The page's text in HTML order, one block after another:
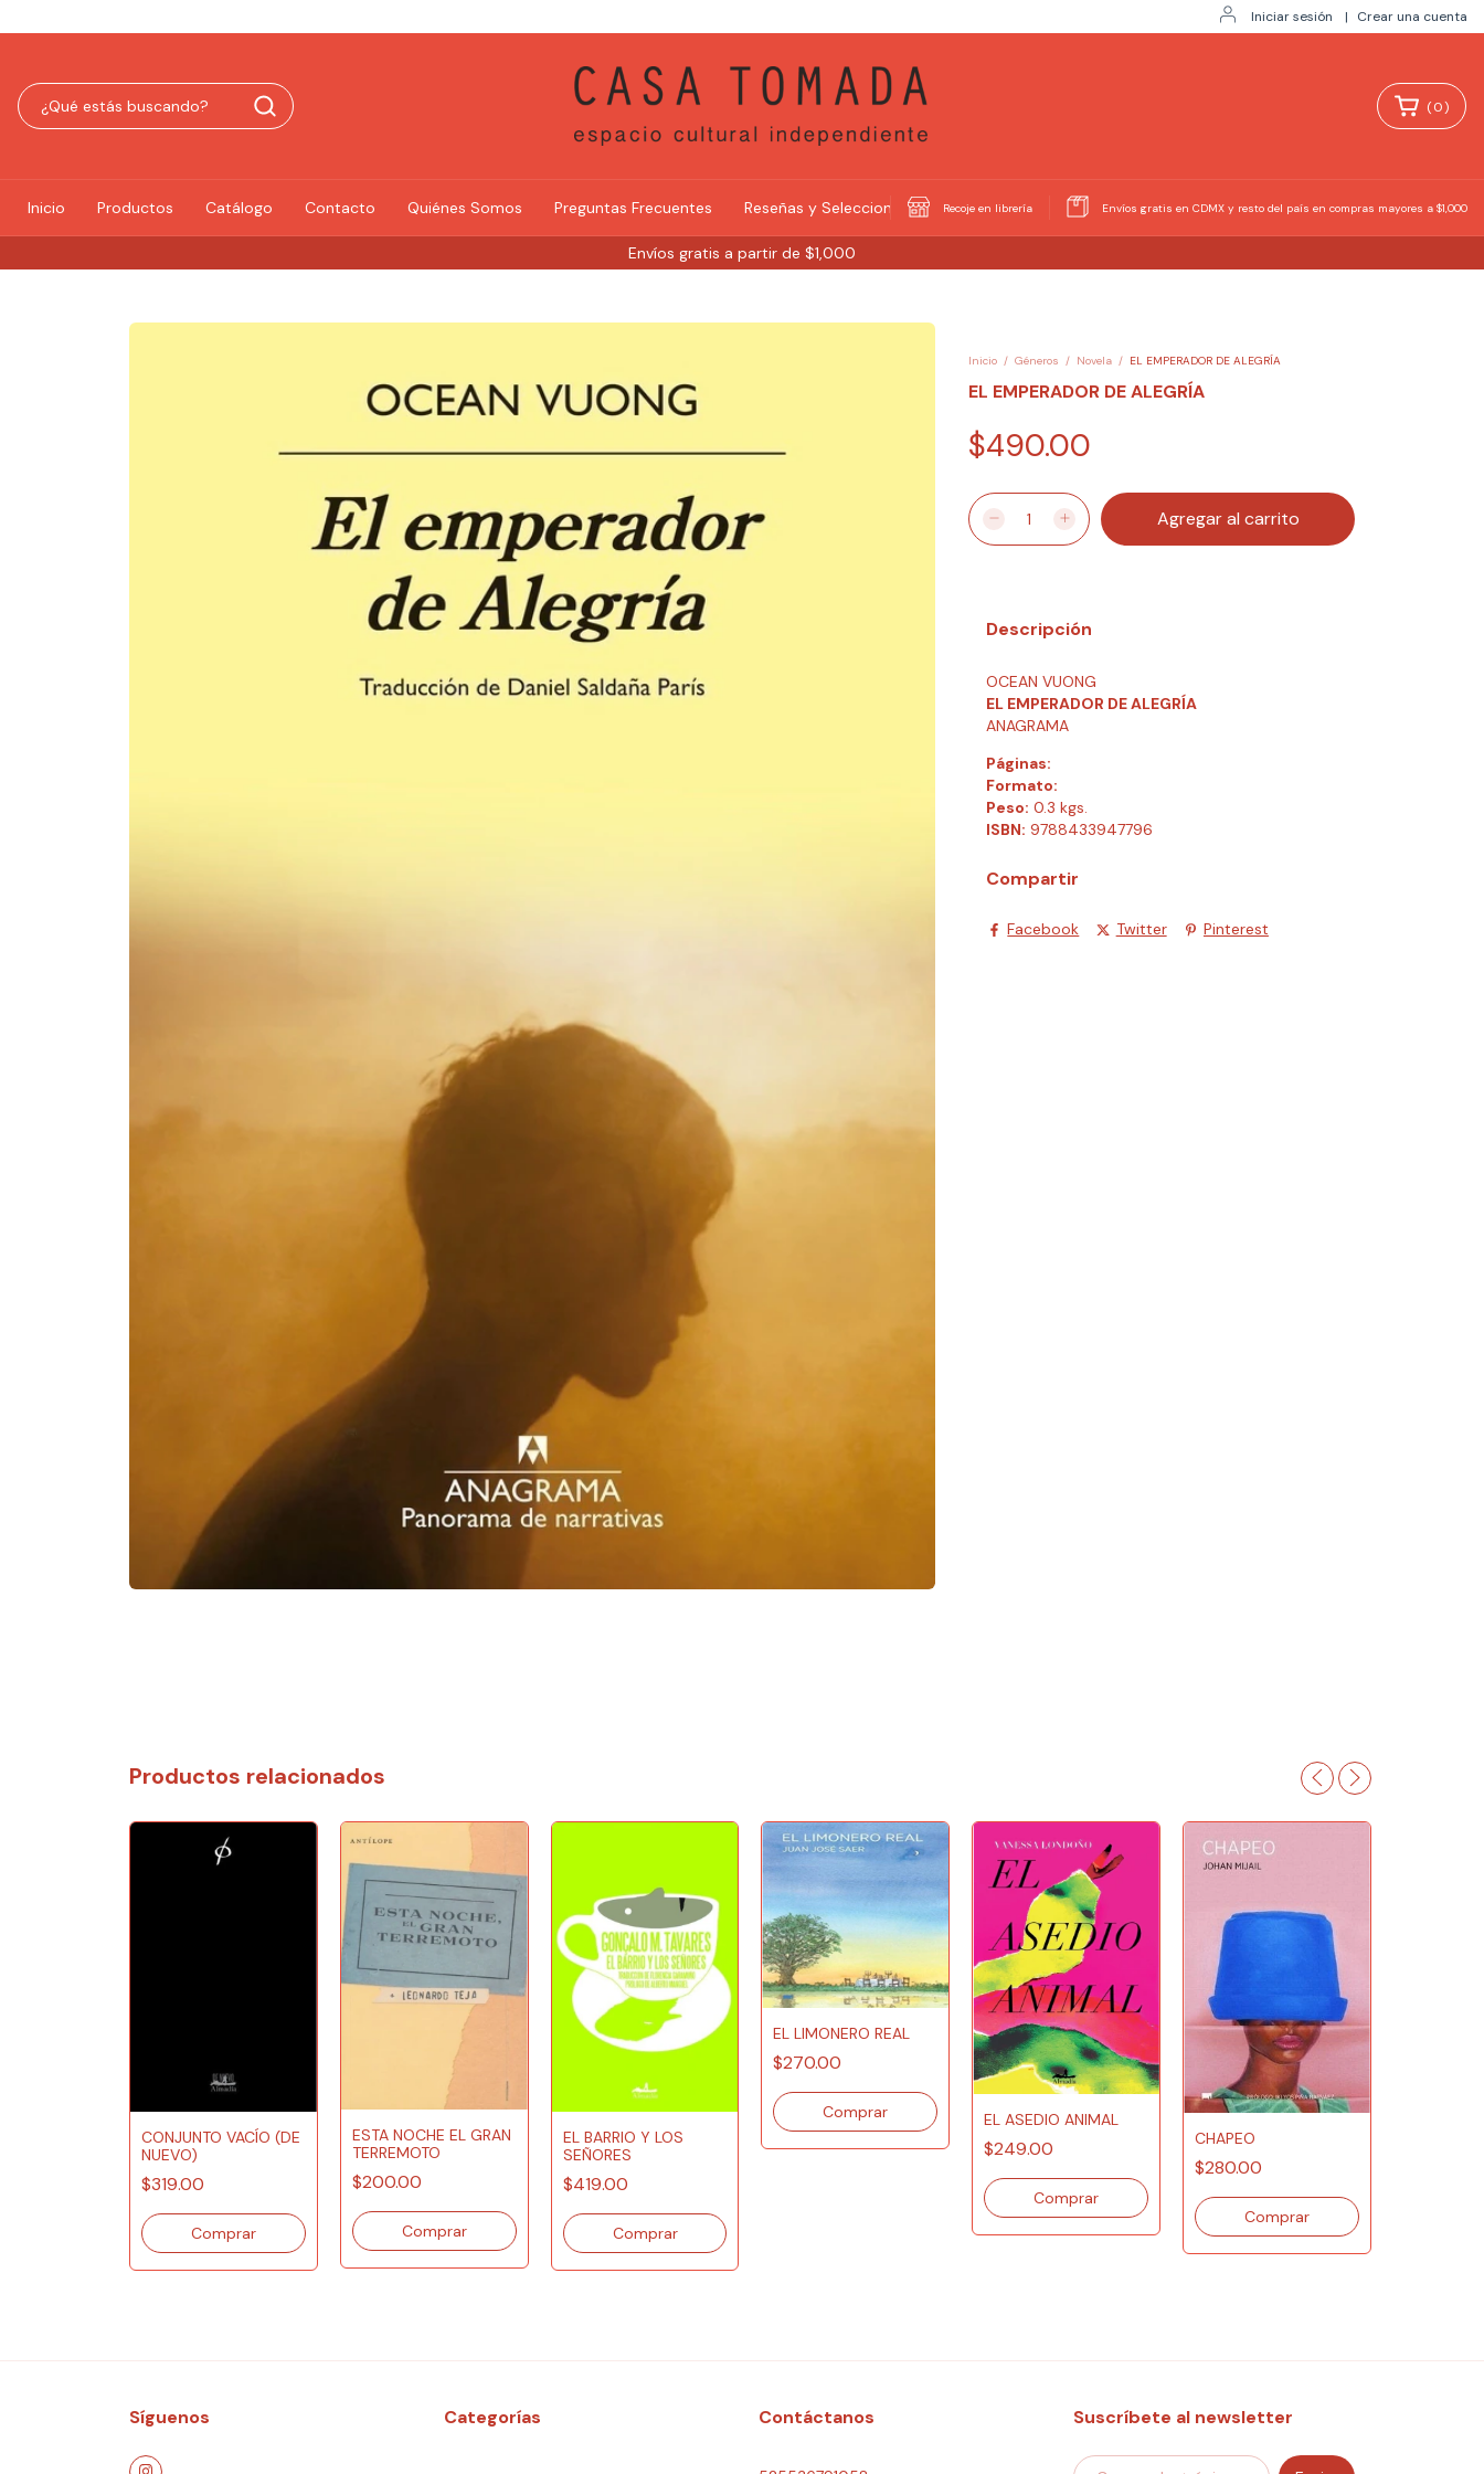
Iniciar sesión | Crear una cuenta
Envíos gratis a partir de $1,000
(0)
Inicio Productos Catálogo Contacto Quiénes Somos Preguntas Frecuentes Reseñas y Selecciones Recoje en librería Envíos gratis en CDMX y resto del país en compras mayores a $1,000
Inicio / Géneros / Novela / EL EMPERADOR DE ALEGRÍA
EL EMPERADOR DE ALEGRÍA
$490.00
Descripción
OCEAN VUONG
EL EMPERADOR DE ALEGRÍA
ANAGRAMA
Páginas:
Formato:
Peso: 0.3 kgs.
ISBN: 9788433947796
Compartir
Facebook Twitter Pinterest
Productos relacionados
CONJUNTO VACÍO (DE
NUEVO)
$319.00
ESTA NOCHE EL GRAN
TERREMOTO
$200.00
EL BARRIO Y LOS
SEÑORES
$419.00
EL LIMONERO REAL
$270.00
EL ASEDIO ANIMAL
$249.00 CHAPEO
$280.00
Síguenos Categorías Contáctanos Suscríbete al newsletter